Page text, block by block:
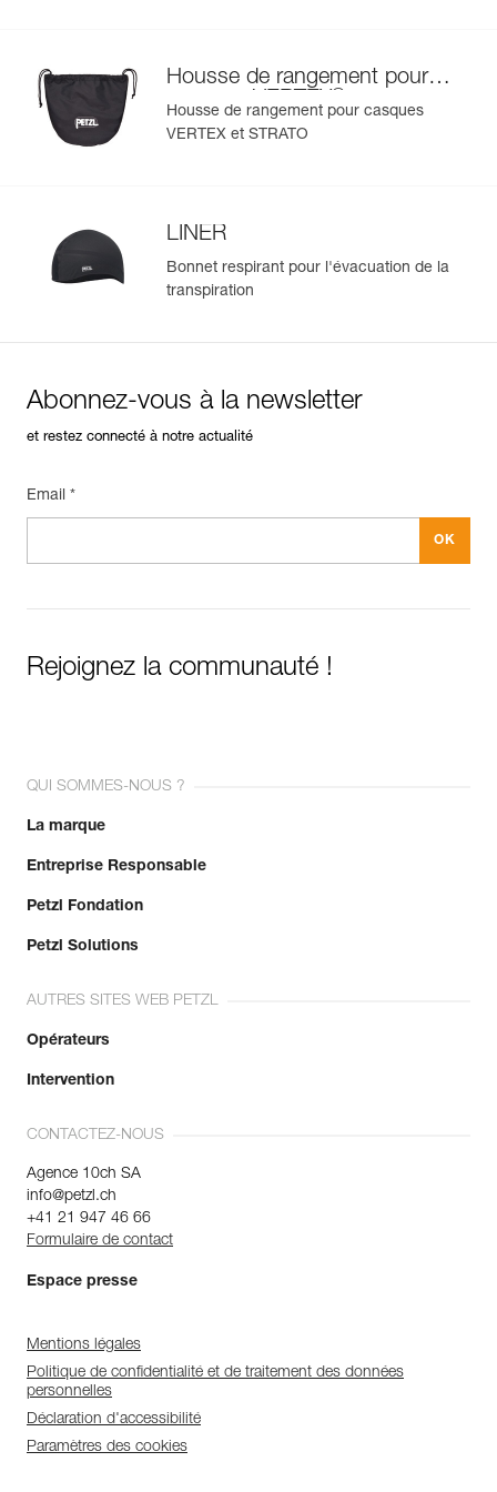
Housse de rangement pour
casques VERTEX
STRATO ®
Housse de rangement pour casques
VERTEX et STRATO
LINER
Bonnet respirant pour l'évacuation de la
transpiration
Abonnez-vous à la newsletter
et restez connecté à notre actualité
Email *
Rejoignez la communauté !
QUI SOMMES-NOUS ?
La marque
Entreprise Responsable
Petzl Fondation
Petzl Solutions
AUTRES SITES WEB PETZL
Opérateurs
Intervention
CONTACTEZ-NOUS
Agence 10ch SA
info@petzl.ch
+41 21 947 46 66
Formulaire de contact
Espace presse
Mentions légales
Politique de confidentialité et de traitement des données
personnelles
Déclaration d'accessibilité
Paramètres des cookies